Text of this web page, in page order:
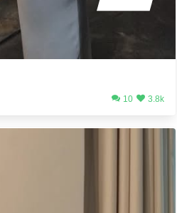
10 3.8k